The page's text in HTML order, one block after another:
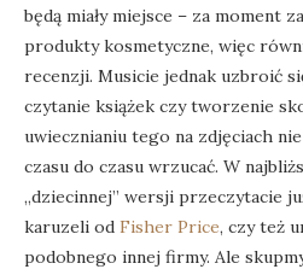
będą miały miejsce – za moment
produkty kosmetyczne, więc
recenzji. Musicie jednak uzbroić
czytanie książek czy tworzenie
uwiecznianiu tego na zdjęciach
czasu do czasu wrzucać. W
„dziecinnej” wersji przeczytacie
karuzeli od Fisher Price, czy też
podobnego innej firmy. Ale